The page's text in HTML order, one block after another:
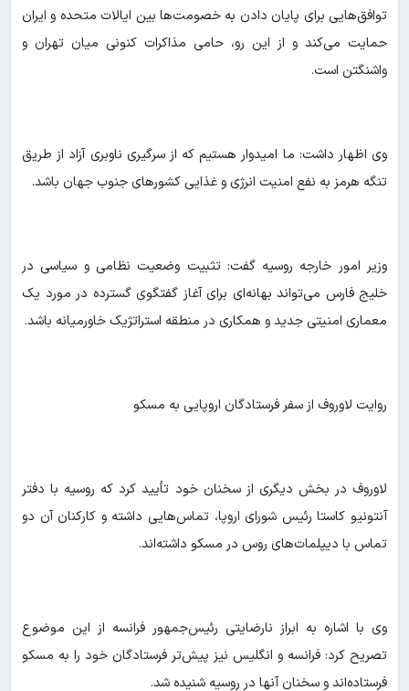
توافق‌هایی برای پایان دادن به خصومت‌ها بین ایالات متحده و ایران
حمایت می‌کند و از این رو، حامی مذاکرات کنونی میان تهران و
واشنگتن است.
وی اظهار داشت:‌ ما امیدوار هستیم که از سرگیری ناوبری آزاد از طریق
تنگه هرمز به نفع امنیت انرژی و غذایی کشورهای جنوب جهان باشد.
وزیر امور خارجه روسیه گفت: تثبیت وضعیت نظامی و سیاسی در
خلیج فارس می‌تواند بهانه‌ای برای آغاز گفتگوی گسترده در مورد یک
معماری امنیتی جدید و همکاری در منطقه استراتژیک خاورمیانه باشد.
روایت لاوروف از سفر فرستادگان اروپایی به مسکو
لاوروف در بخش دیگری از سخنان خود تأیید کرد که روسیه با دفتر
آنتونیو کاستا رئیس شورای اروپا، تماس‌هایی داشته و کارکنان آن دو
تماس با دیپلمات‌های روس در مسکو داشته‌اند.
وی با اشاره به ابراز نارضایتی رئیس‌جمهور فرانسه از این موضوع
تصریح کرد: فرانسه و انگلیس نیز پیش‌تر فرستادگان خود را به مسکو
فرستاده‌اند و سخنان آنها در روسیه شنیده شد.